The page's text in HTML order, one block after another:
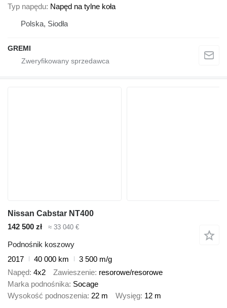
Typ napędu Napęd na tylne koła
Polska, Siodła
GREMI
Nissan Cabstar NT400
142 500 zł
≈ 33 040 €
Podnośnik koszowy
2017
40 000 km
3 500 m/g
Napęd 4x2 Zawieszenie resorowe/resorowe
Marka podnośnika Socage
Wysokość podnoszenia 22 m Wysięg 12 m